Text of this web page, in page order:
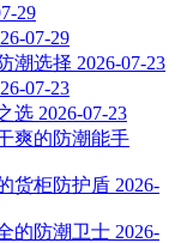
29
07-29
潮选择 2026-07-23
07-23
选 2026-07-23
爽的防潮能手
货柜防护盾 2026-
的防潮卫士 2026-